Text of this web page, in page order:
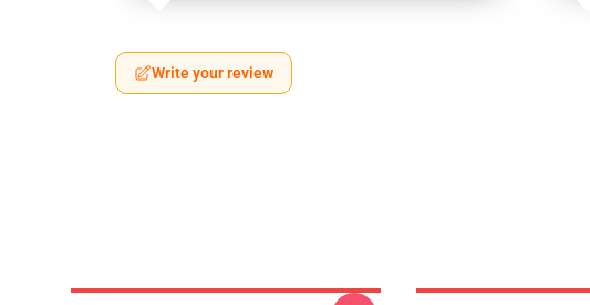
Write your review